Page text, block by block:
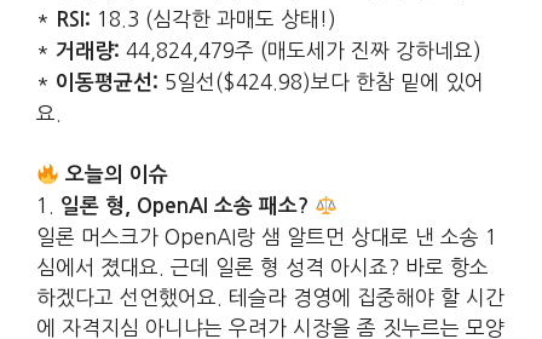
*
RSI: 18.3 (심각한 과매도 상태!)
* 거래량: 44,824,479주 (매도세가 진짜 강하네요)
* 이동평균선: 5일선($424.98)보다 한참 밑에 있어
요.
오늘의 이슈
1. 일론 형, OpenAI 소송 패소?
일론 머스크가 OpenAI랑 샘 알트먼 상대로 낸 소송 1
심에서 졌대요. 근데 일론 형 성격 아시죠? 바로 항소
하겠다고 선언했어요. 테슬라 경영에 집중해야 할 시간
에 자격지심 아니냐는 우려가 시장을 좀 짓누르는 모양